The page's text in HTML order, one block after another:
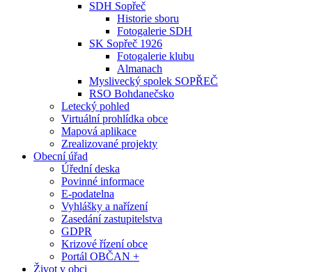
SDH Sopřeč
Historie sboru
Fotogalerie SDH
SK Sopřeč 1926
Fotogalerie klubu
Almanach
Myslivecký spolek SOPŘEČ
RSO Bohdanečsko
Letecký pohled
Virtuální prohlídka obce
Mapová aplikace
Zrealizované projekty
Obecní úřad
Úřední deska
Povinné informace
E-podatelna
Vyhlášky a nařízení
Zasedání zastupitelstva
GDPR
Krizové řízení obce
Portál OBČAN +
Život v obci